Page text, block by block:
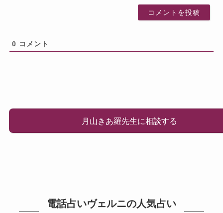
0 コメント
月山きあ羅先生に相談する
電話占いヴェルニの人気占い